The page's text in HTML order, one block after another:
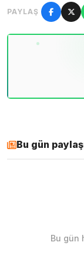
PAYLAŞ
Bu gün
Bu gün